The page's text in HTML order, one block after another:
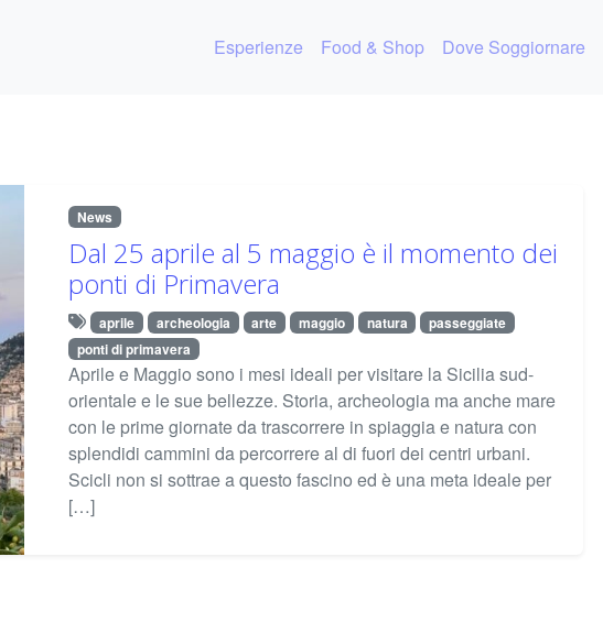
Esperienze Food & Shop Dove Soggiornare
News
Dal 25 aprile al 5 maggio è il momento dei
ponti di Primavera
aprile archeologia arte maggio natura
passeggiate
ponti di primavera
Aprile e Maggio sono i mesi ideali per visitare la Sicilia sud-
orientale e le sue bellezze. Storia, archeologia ma anche mare
con le prime giornate da trascorrere in spiaggia e natura con
splendidi cammini da percorrere al di fuori dei centri urbani.
Scicli non si sottrae a questo fascino ed è una meta ideale per
[…]